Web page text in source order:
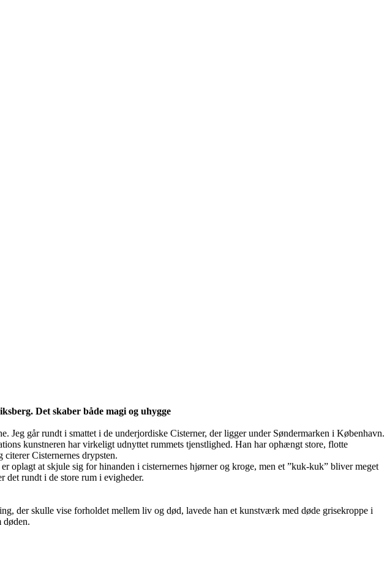
Det skaber både magi og uhygge
Jeg går rundt i smattet i de underjordiske Cisterner, der ligger under Søndermarken i København.
kunstneren har virkeligt udnyttet rummets tjenstlighed. Han har ophængt store, flotte
Cisternernes drypsten.
oplagt at skjule sig for hinanden i cisternernes hjørner og kroge, men et ”kuk-kuk” bliver meget
det rundt i de store rum i evigheder.
der skulle vise forholdet mellem liv og død, lavede han et kunstværk med døde grisekroppe i
døden.